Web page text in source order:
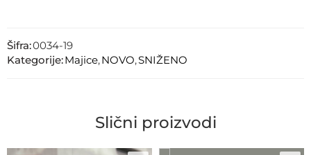
Šifra:0034-19
Kategorije:Majice,NOVO,SNIŽENO
Slični proizvodi